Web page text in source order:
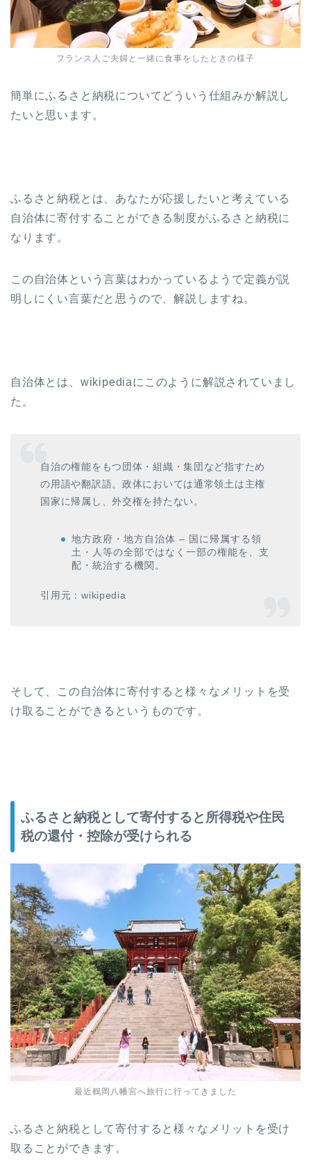
フランス人ご夫婦と一緒に食事をしたときの様子
簡単にふるさと納税についてどういう仕組みか解説し
たいと思います。
ふるさと納税とは、あなたが応援したいと考えている
自治体に寄付することができる制度がふるさと納税に
なります。
この自治体という言葉はわかっているようで定義が説
明しにくい言葉だと思うので、解説しますね。
自治体とは、wikipediaにこのように解説されていまし
た。
自治の権能をもつ団体・組織・集団など指すため
の用語や翻訳語。政体においては通常領土は主権
国家に帰属し、外交権を持たない。
地方政府・地方自治体 – 国に帰属する領
土・人等の全部ではなく一部の権能を、支
配・統治する機関。
引用元：wikipedia
そして、この自治体に寄付すると様々なメリットを受
け取ることができるというものです。
ふるさと納税として寄付すると所得税や住民
税の還付・控除が受けられる
最近鶴岡八幡宮へ旅行に行ってきました
ふるさと納税として寄付すると様々なメリットを受け
取ることができます。